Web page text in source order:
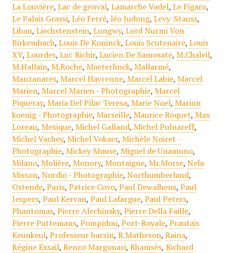
La Louvière, Lac de genval, Lamarche Vadel, Le Figaro,
Le Palais Grassi, Léo Ferré, léo Judong, Levy-Stauss,
Liban, Liechstenstein, Longwy, Lord Nurmi Von
Birkembach, Louis De Koninck, Louis Scutenaire, Louis
XV, Lourdes, Luc Richir, Lucien De Samosate, M.Chaleil,
M.Hallain, M.Roche, Maeterlinck, Mallarmé,
Manzanares, Marcel Havrenne, Marcel Labie, Marcel
Marien, Marcel Marien - Photographie, Marcel
Piqueray, Maria Del Pilar Teresa, Marie Noel, Marion
koenig - Photographie, Marseille, Maurice Roquet, Max
Loreau, Mexique, Michel Galland, Michel Polnareff,
Michel Vachey, Michel Vokaer, Michèle Noiret -
Photographie, Mickey Mouse, Miguel de Unamuno,
Milano, Molière, Monory, Montaigne, Mr.Morse, Nela
Misson, Nordio - Photographie, Northumberland,
Ostende, Paris, Patrice Covo, Paul Dewalhens, Paul
Jespers, Paul Kervan, Paul Lafargue, Paul Peters,
Phantomas, Pierre Alechinsky, Pierre Della Faille,
Pierre Puttemans, Pompidou, Port-Royale, Prautais
Keunkeul, Professeur barzin, R.Matheson, Raina,
Régine Exsail, Renzo Margonari, Rhamsès, Richard